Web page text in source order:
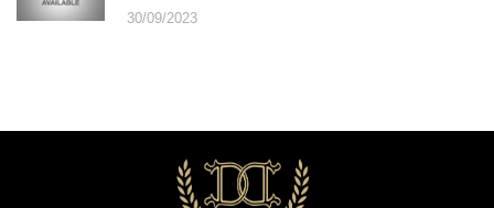
30/09/2023